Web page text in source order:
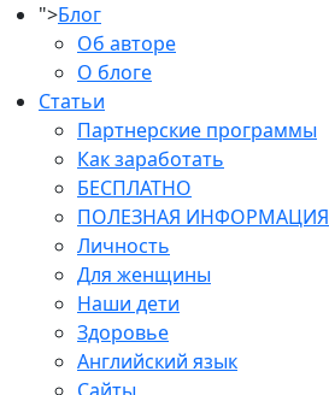
">Блог
Об авторе
О блоге
Статьи
Партнерские программы
Как заработать
БЕСПЛАТНО
ПОЛЕЗНАЯ ИНФОРМАЦИЯ
Личность
Для женщины
Наши дети
Здоровье
Английский язык